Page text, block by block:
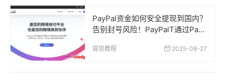
PayPal资金如何安全提现到国内？
告别封号风险！PayPalT通过Payo
方法
提现教程 2025-08-27